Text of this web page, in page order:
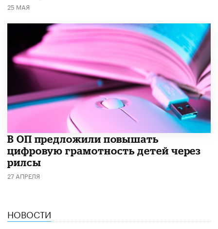
25 МАЯ
В ОП предложили повышать
цифровую грамотность детей через
рилсы
27 АПРЕЛЯ
НОВОСТИ